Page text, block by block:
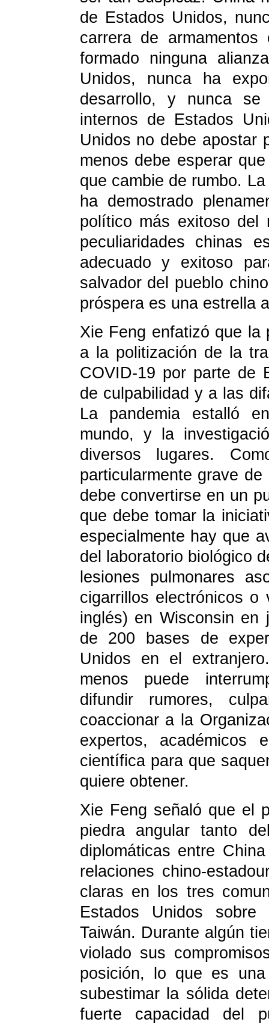
de Estados Unidos,
carrera de
formado ninguna
Unidos, nunca ha
desarrollo, y nunca
internos de Estados
Unidos no debe apostar
menos debe esperar
que cambie de rumbo.
ha demostrado
político más exitoso del
peculiaridades chinas
adecuado y exitoso
salvador del pueblo
próspera es una estrella
Xie Feng enfatizó que la
a la politización de la
COVID-19 por parte de
de culpabilidad y a las
La pandemia estalló
mundo, y la
diversos lugares.
particularmente grave
debe convertirse en un
que debe tomar la
especialmente hay que
del laboratorio biológico
lesiones pulmonares
cigarrillos electrónicos
inglés) en Wisconsin
de 200 bases de
Unidos en el
menos puede
difundir rumores,
coaccionar a la
expertos, académicos
científica para que
quiere obtener.
Xie Feng señaló que el
piedra angular tanto
diplomáticas entre
relaciones chino-
claras en los tres
Estados Unidos
Taiwán. Durante algún
violado sus
posición, lo que es
subestimar la sólida
fuerte capacidad del